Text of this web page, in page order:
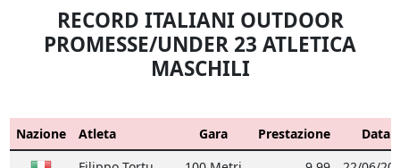
RECORD ITALIANI OUTDOOR
PROMESSE/UNDER 23 ATLETICA
MASCHILI
Nazione Atleta Gara Prestazione
Data